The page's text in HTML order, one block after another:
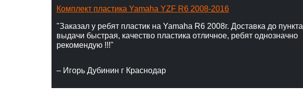
Комплект пластика Yamaha YZF R6 2008-2016
"Заказал у ребят пластик на Yamaha R6 2008г. Доставка до пункта
выдачи быстрая, качество пластика отличное, ребят однозначно
рекомендую !!!"
– Игорь Дубинин г Краснодар